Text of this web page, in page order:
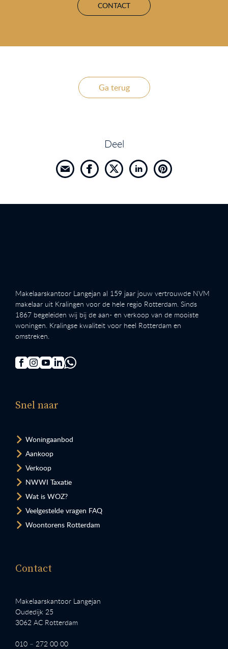
CONTACT
Ga terug
Deel
Makelaarskantoor Langejan al 159 jaar jouw vertrouwde NVM
makelaar uit Kralingen voor de hele regio Rotterdam. Sinds
1867 begeleiden wij bij de aan- en verkoop van de mooiste
woningen. Kralingse kwaliteit voor heel Rotterdam en
omstreken.
Snel naar
Woningaanbod
Aankoop
Verkoop
NWWI Taxatie
Wat is WOZ?
Veelgestelde vragen FAQ
Woontorens Rotterdam
Contact
Makelaarskantoor Langejan
Oudedijk 25
3062 AC Rotterdam
010 – 272 00 00